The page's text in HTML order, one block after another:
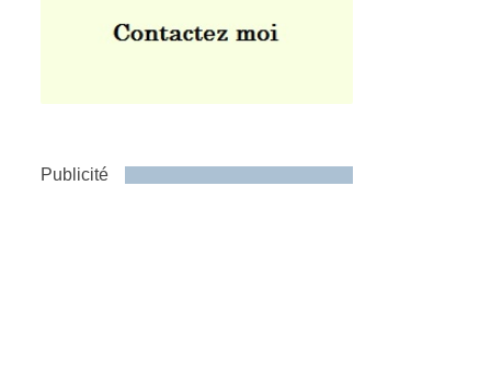
Publicité